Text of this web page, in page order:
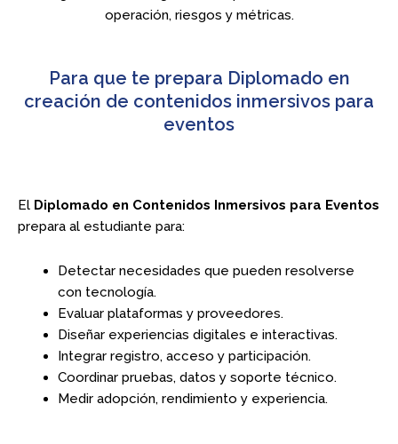
operación, riesgos y métricas.
Para que te prepara Diplomado en
creación de contenidos inmersivos para
eventos
El Diplomado en Contenidos Inmersivos para Eventos
prepara al estudiante para:
Detectar necesidades que pueden resolverse
con tecnología.
Evaluar plataformas y proveedores.
Diseñar experiencias digitales e interactivas.
Integrar registro, acceso y participación.
Coordinar pruebas, datos y soporte técnico.
Medir adopción, rendimiento y experiencia.